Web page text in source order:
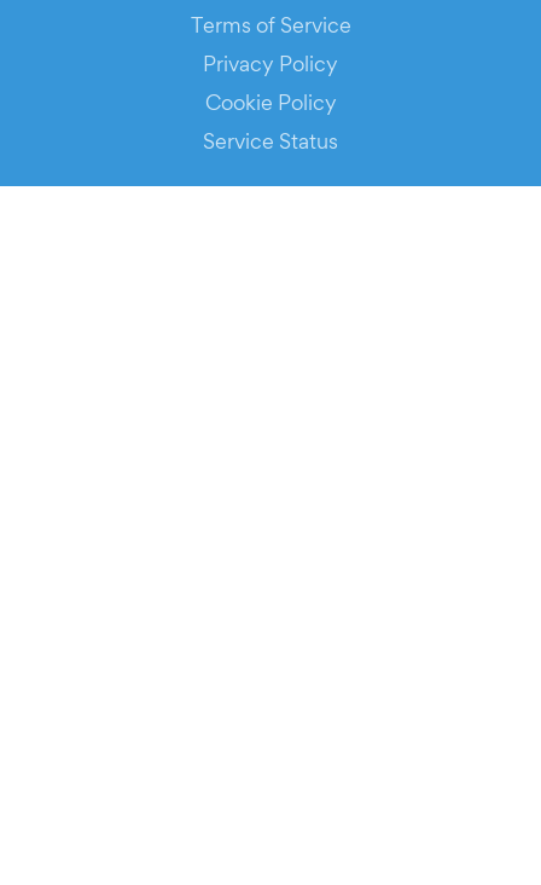
Terms of Service
Privacy Policy
Cookie Policy
Service Status